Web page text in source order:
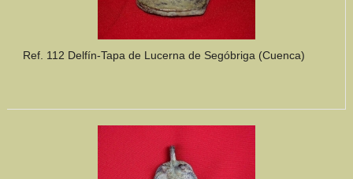
Ref. 112 Delfín-Tapa de Lucerna de Segóbriga (Cuenca)